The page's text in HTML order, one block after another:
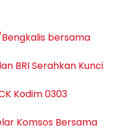
bersama
BRI Serahkan Kunci
Kodim 0303
Komsos Bersama